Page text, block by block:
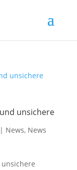
unsichere
| News, News
unsichere